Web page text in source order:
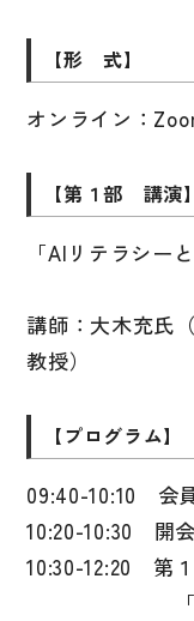
わたしたち
お問い合わ
書店様向け
語彙・表現
表記（かな・漢字
日本語能力試験対策
日本留学試験対策
大学入試対策
学校情報
日本語学習関連副
日本事情
定期刊行物
視聴覚・補助
【形 式】
オンライン：
【第１部 講演】
「AIリテラシー
講師：大木充氏
教授）
【プログラム】
09:40-10:10 会
10:20-10:30 開
10:30-12:20 第
「AIリテ